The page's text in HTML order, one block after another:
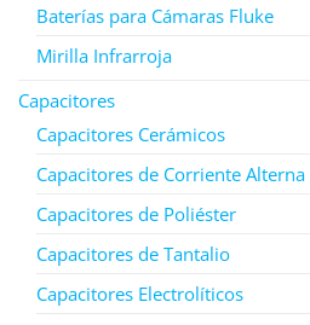
Baterías para Cámaras Fluke
Mirilla Infrarroja
Capacitores
Capacitores Cerámicos
Capacitores de Corriente Alterna
Capacitores de Poliéster
Capacitores de Tantalio
Capacitores Electrolíticos